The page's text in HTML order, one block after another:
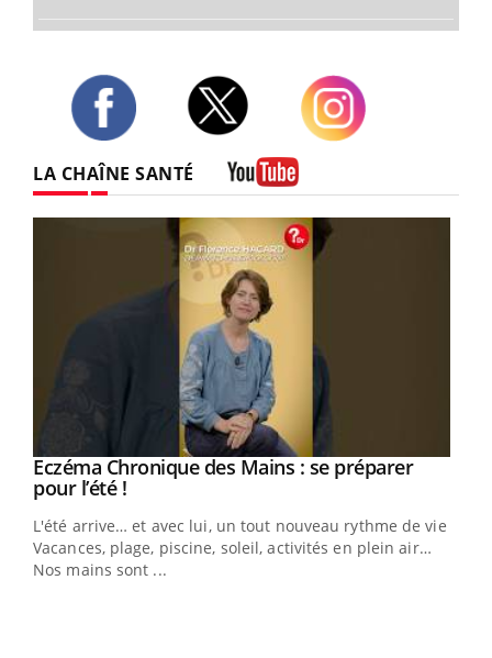
LA CHAÎNE SANTÉ
Youtube
Eczéma Chronique des Mains : se préparer
pour l’été !Youtube
L'été arrive… et avec lui, un tout nouveau rythme de vie !
Vacances, plage, piscine, soleil, activités en plein air…
Nos mains sont ...